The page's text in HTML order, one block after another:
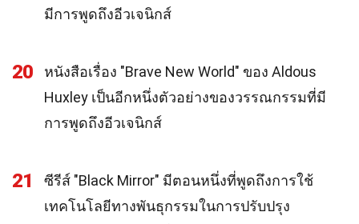
มีการพูดถึงอีวเจนิกส์
20
หนังสือเรื่อง "Brave New World" ของ Aldous
Huxley เป็นอีกหนึ่งตัวอย่างของวรรณกรรมที่มี
การพูดถึงอีวเจนิกส์
21
ซีรีส์ "Black Mirror" มีตอนหนึ่งที่พูดถึงการใช้
เทคโนโลยีทางพันธุกรรมในการปรับปรุง